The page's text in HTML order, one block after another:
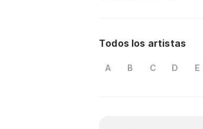
Todos los artistas
A B C D E